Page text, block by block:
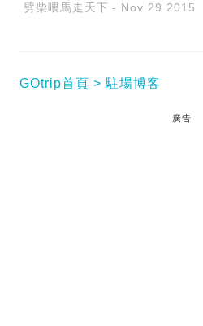
劈柴喂馬走天下 Nov 29 2015
GOtrip首頁 駐場博客
廣告